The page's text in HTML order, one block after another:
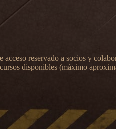
reservado a socios y
disponibles (máximo